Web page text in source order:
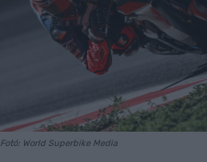
Fotó: World Superbike Media